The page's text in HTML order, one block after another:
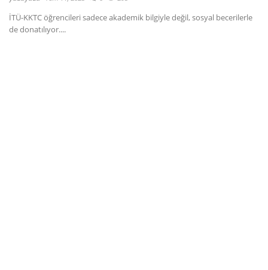
Dil
İTÜ-KKTC öğrencileri sadece akademik bilgiyle değil, sosyal becerilerle
de donatılıyor....